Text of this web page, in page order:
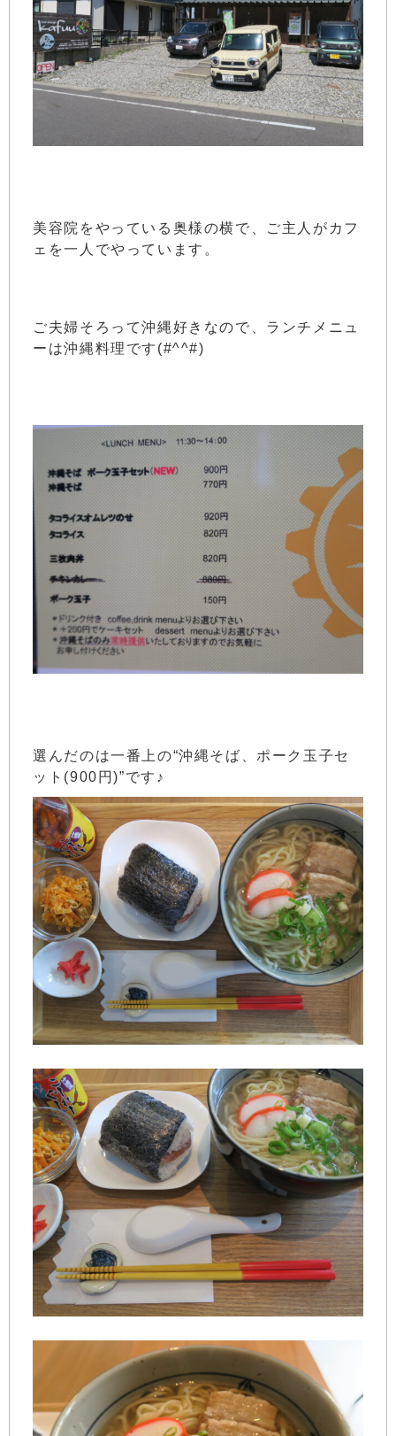
美容院をやっている奥様の横で、ご主人がカフ
ェを一人でやっています。
ご夫婦そろって沖縄好きなので、ランチメニュ
ーは沖縄料理です(#^^#)
選んだのは一番上の“沖縄そば、ポーク玉子セ
ット(900円)”です♪